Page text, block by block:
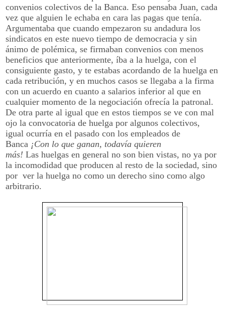
convenios colectivos de la Banca. Eso pensaba Juan, cada
vez que alguien le echaba en cara las pagas que tenía.
Argumentaba que cuando empezaron su andadura los
sindicatos en este nuevo tiempo de democracia y sin
ánimo de polémica, se firmaban convenios con menos
beneficios que anteriormente, íba a la huelga, con el
consiguiente gasto, y te estabas acordando de la huelga en
cada retribución, y en muchos casos se llegaba a la firma
con un acuerdo en cuanto a salarios inferior al que en
cualquier momento de la negociación ofrecía la patronal.
De otra parte al igual que en estos tiempos se ve con mal
ojo la convocatoria de huelga por algunos colectivos,
igual ocurría en el pasado con los empleados de
Banca ¡Con lo que ganan, todavía quieren
más! Las huelgas en general no son bien vistas, no ya por
la incomodidad que producen al resto de la sociedad, sino
por ver la huelga no como un derecho sino como algo
arbitrario.